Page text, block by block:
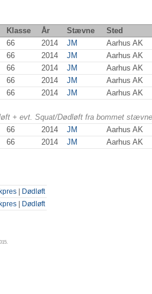
Klasse År Stævne
Sted
66 2014 JM
Aarhus AK
66 2014 JM
Aarhus AK
66 2014 JM
Aarhus AK
66 2014 JM
Aarhus AK
66 2014 JM Aarhus AK
+ evt. Squat/Dødløft fra bommet
66 2014 JM
Aarhus AK
66 2014 JM Aarhus AK
Dødløft
Dødløft